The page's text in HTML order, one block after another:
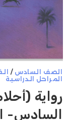
الصف السادس /
المراحل الدراسية
رواية
السادس-